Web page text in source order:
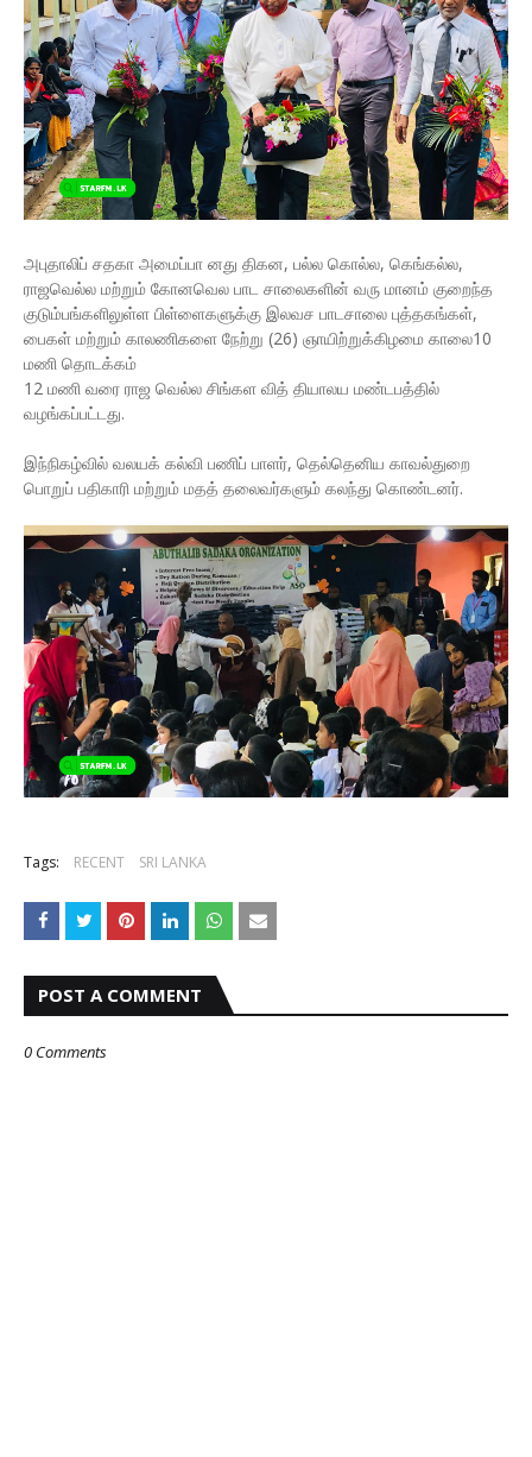
அபுதாலிப் சதகா அமைப்பா னது திகன, பல்ல கொல்ல, கெங்கல்ல,
ராஜவெல்ல மற்றும் கோனவெல பாட சாலைகளின் வரு மானம் குறைந்த
குடும்பங்களிலுள்ள பிள்ளைகளுக்கு இலவச பாடசாலை புத்தகங்கள்,
பைகள் மற்றும் காலணிகளை நேற்று (26) ஞாயிற்றுக்கிழமை காலை10
மணி தொடக்கம்
12 மணி வரை ராஜ வெல்ல சிங்கள வித் தியாலய மண்டபத்தில்
வழங்கப்பட்டது.
இந்நிகழ்வில் வலயக் கல்வி பணிப் பாளர், தெல்தெனிய காவல்துறை
பொறுப் பதிகாரி மற்றும் மதத் தலைவர்களும் கலந்து கொண்டனர்.
Tags: RECENT SRI LANKA
POST A COMMENT
0 Comments